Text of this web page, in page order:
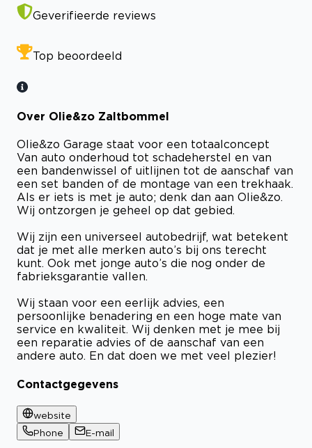
Geverifieerde reviews
Top beoordeeld
Over Olie&zo Zaltbommel
Olie&zo Garage staat voor een totaalconcept
Van auto onderhoud tot schadeherstel en van
een bandenwissel of uitlijnen tot de aanschaf van
een set banden of de montage van een trekhaak.
Als er iets is met je auto; denk dan aan Olie&zo.
Wij ontzorgen je geheel op dat gebied.
Wij zijn een universeel autobedrijf, wat betekent
dat je met alle merken auto’s bij ons terecht
kunt. Ook met jonge auto’s die nog onder de
fabrieksgarantie vallen.
Wij staan voor een eerlijk advies, een
persoonlijke benadering en een hoge mate van
service en kwaliteit. Wij denken met je mee bij
een reparatie advies of de aanschaf van een
andere auto. En dat doen we met veel plezier!
Contactgegevens
website
Phone
E-mail